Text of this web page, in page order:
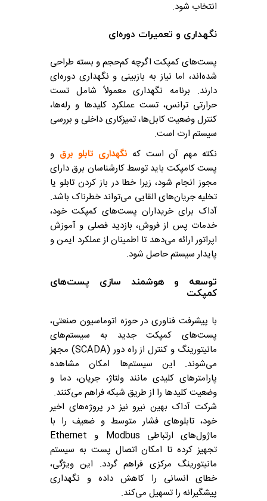
انتخاب شود.
نگهداری و تعمیرات دوره‌ای
پست‌های کمپکت اگرچه کم‌حجم و بسته طراحی
شده‌اند، اما نیاز به بازبینی و نگهداری دوره‌ای
دارند. برنامه نگهداری معمولاً شامل تست
حرارتی ترانس، تست عملکرد کلیدها و رله‌ها،
کنترل وضعیت کابل‌ها، تمیزکاری داخلی و بررسی
سیستم ارت است.
نکته مهم آن است که نگهداری تابلو برق و
پست کامپکت باید توسط کارشناسان برق دارای
مجوز انجام شود، زیرا خطا در باز کردن تابلو یا
تخلیه جریان‌های القایی می‌تواند خطرناک باشد.
آداک برای خریداران پست‌های کمپکت خود،
خدمات پس از فروش، بازدید فصلی و آموزش
اپراتور ارائه می‌دهد تا اطمینان از عملکرد ایمن و
پایدار سیستم حاصل شود.
توسعه و هوشمند سازی پست‌های
کمپکت
با پیشرفت فناوری در حوزه اتوماسیون صنعتی،
پست‌های کمپکت جدید به سیستم‌های
مانیتورینگ و کنترل از راه دور (SCADA) مجهز
می‌شوند. این سیستم‌ها امکان مشاهده
پارامترهای کلیدی مانند ولتاژ، جریان، دما و
وضعیت کلیدها را از طریق شبکه فراهم می‌کنند.
شرکت آداک بهین نیرو نیز در پروژه‌های اخیر
خود، تابلوهای فشار متوسط و ضعیف را با
ماژول‌های ارتباطی Modbus و Ethernet
تجهیز کرده تا امکان اتصال پست به سیستم
مانیتورینگ مرکزی فراهم گردد. این ویژگی،
خطای انسانی را کاهش داده و نگهداری
پیشگیرانه را تسهیل می‌کند.